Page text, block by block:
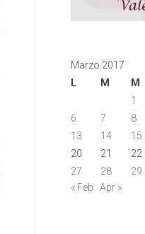
Marzo 2017
L
M M
1
6
7 8
13
14 15
20
21 22
27
28 29
« Feb
Apr »